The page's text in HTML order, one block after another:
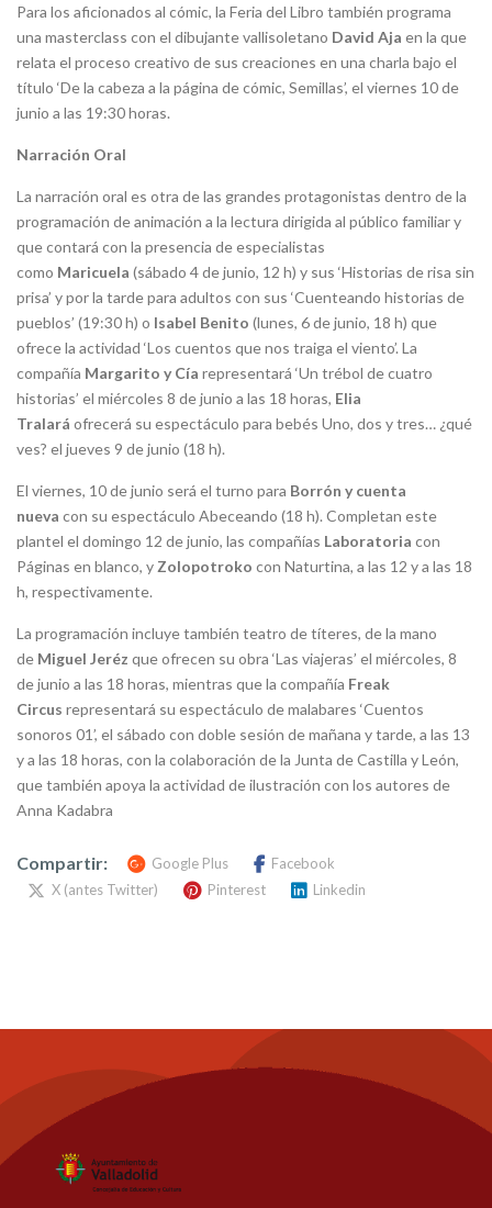
Para los aficionados al cómic, la Feria del Libro también programa
una masterclass con el dibujante vallisoletano David Aja en la que
relata el proceso creativo de sus creaciones en una charla bajo el
título ‘De la cabeza a la página de cómic, Semillas’, el viernes 10 de
junio a las 19:30 horas.
Narración Oral
La narración oral es otra de las grandes protagonistas dentro de la
programación de animación a la lectura dirigida al público familiar y
que contará con la presencia de especialistas
como Maricuela (sábado 4 de junio, 12 h) y sus ‘Historias de risa sin
prisa’ y por la tarde para adultos con sus ‘Cuenteando historias de
pueblos’ (19:30 h) o Isabel Benito (lunes, 6 de junio, 18 h) que
ofrece la actividad ‘Los cuentos que nos traiga el viento’. La
compañía Margarito y Cía representará ‘Un trébol de cuatro
historias’ el miércoles 8 de junio a las 18 horas, Elia
Tralará ofrecerá su espectáculo para bebés Uno, dos y tres… ¿qué
ves? el jueves 9 de junio (18 h).
El viernes, 10 de junio será el turno para Borrón y cuenta
nueva con su espectáculo Abeceando (18 h). Completan este
plantel el domingo 12 de junio, las compañías Laboratoria con
Páginas en blanco, y Zolopotroko con Naturtina, a las 12 y a las 18
h, respectivamente.
La programación incluye también teatro de títeres, de la mano
de Miguel Jeréz que ofrecen su obra ‘Las viajeras’ el miércoles, 8
de junio a las 18 horas, mientras que la compañía Freak
Circus representará su espectáculo de malabares ‘Cuentos
sonoros 01’, el sábado con doble sesión de mañana y tarde, a las 13
y a las 18 horas, con la colaboración de la Junta de Castilla y León,
que también apoya la actividad de ilustración con los autores de
Anna Kadabra
Compartir: Google Plus
Facebook
X (antes Twitter)
Pinterest Linkedin